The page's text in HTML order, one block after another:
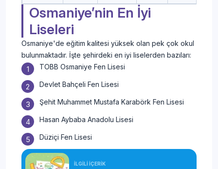
Osmaniye’nin En İyi
Liseleri
Osmaniye'de eğitim kalitesi yüksek olan pek çok okul
bulunmaktadır. İşte şehirdeki en iyi liselerden bazıları:
TOBB Osmaniye Fen Lisesi
Devlet Bahçeli Fen Lisesi
Şehit Muhammet Mustafa Karabörk Fen Lisesi
Hasan Aybaba Anadolu Lisesi
Düziçi Fen Lisesi
İLGİLİ İÇERİK